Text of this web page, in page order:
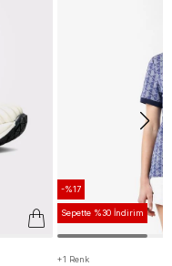
-%17
Sepette %30 İndirim
+1 Renk